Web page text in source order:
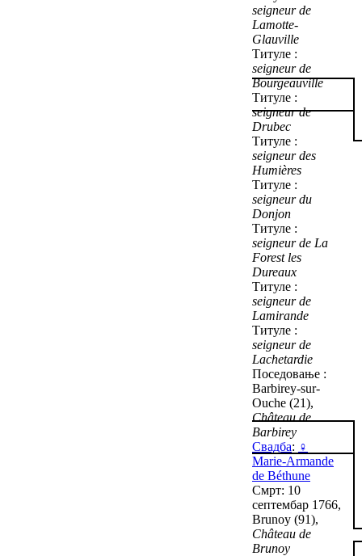
seigneur de
Lamotte-
Glauville
Титуле :
seigneur de
Bourgeauville
Титуле :
seigneur de
Drubec
Титуле :
seigneur des
Humières
Титуле :
seigneur du
Donjon
Титуле :
seigneur de La
Forest les
Dureaux
Титуле :
seigneur de
Lamirande
Титуле :
seigneur de
Lachetardie
Поседовање :
Barbirey-sur-
Ouche (21),
Château de
Barbirey
Свадба: ♀
Marie-Armande
de Béthune
Смрт: 10
септембар 1766,
Brunoy (91),
Château de
Brunoy